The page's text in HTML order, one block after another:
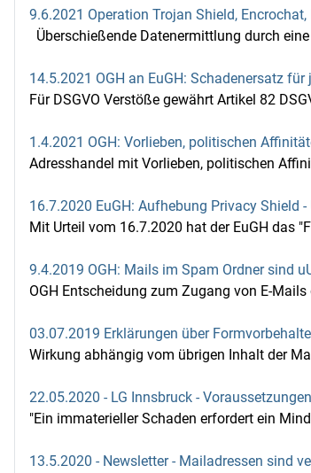
9.6.2021 Operation Trojan Shield,
Überschießende Datenermittlung durch
14.5.2021 OGH an EuGH: Schadenersatz für
Für DSGVO Verstöße gewährt Artikel 82
1.4.2021 OGH: Vorlieben, politischen
Adresshandel mit Vorlieben, politischen
16.7.2020 EuGH: Aufhebung Privacy Shield -
Mit Urteil vom 16.7.2020 hat der EuGH das
9.4.2019 OGH: Mails im Spam Ordner sind
OGH Entscheidung zum Zugang von E-
03.07.2019 Erklärungen über
Wirkung abhängig vom übrigen Inhalt der
22.05.2020 - LG Innsbruck -
"Ein immaterieller Schaden erfordert ein
13.5.2020 - Newsletter - Mailadressen sind